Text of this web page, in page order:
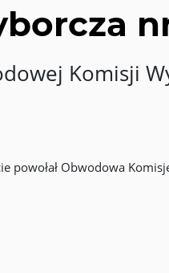
Komisji
powołał Obwodowa